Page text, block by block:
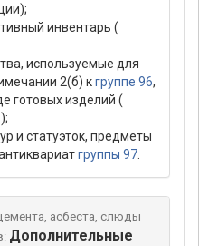
инвентарь (
используемые для
2(б) кгруппе 96,
готовых изделий (
и статуэток, предметы
группы 97
асбеста, слюды
Дополнительные